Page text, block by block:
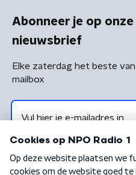
Abonneer je op
nieuwsbrief
Elke zaterdag het beste
mailbox